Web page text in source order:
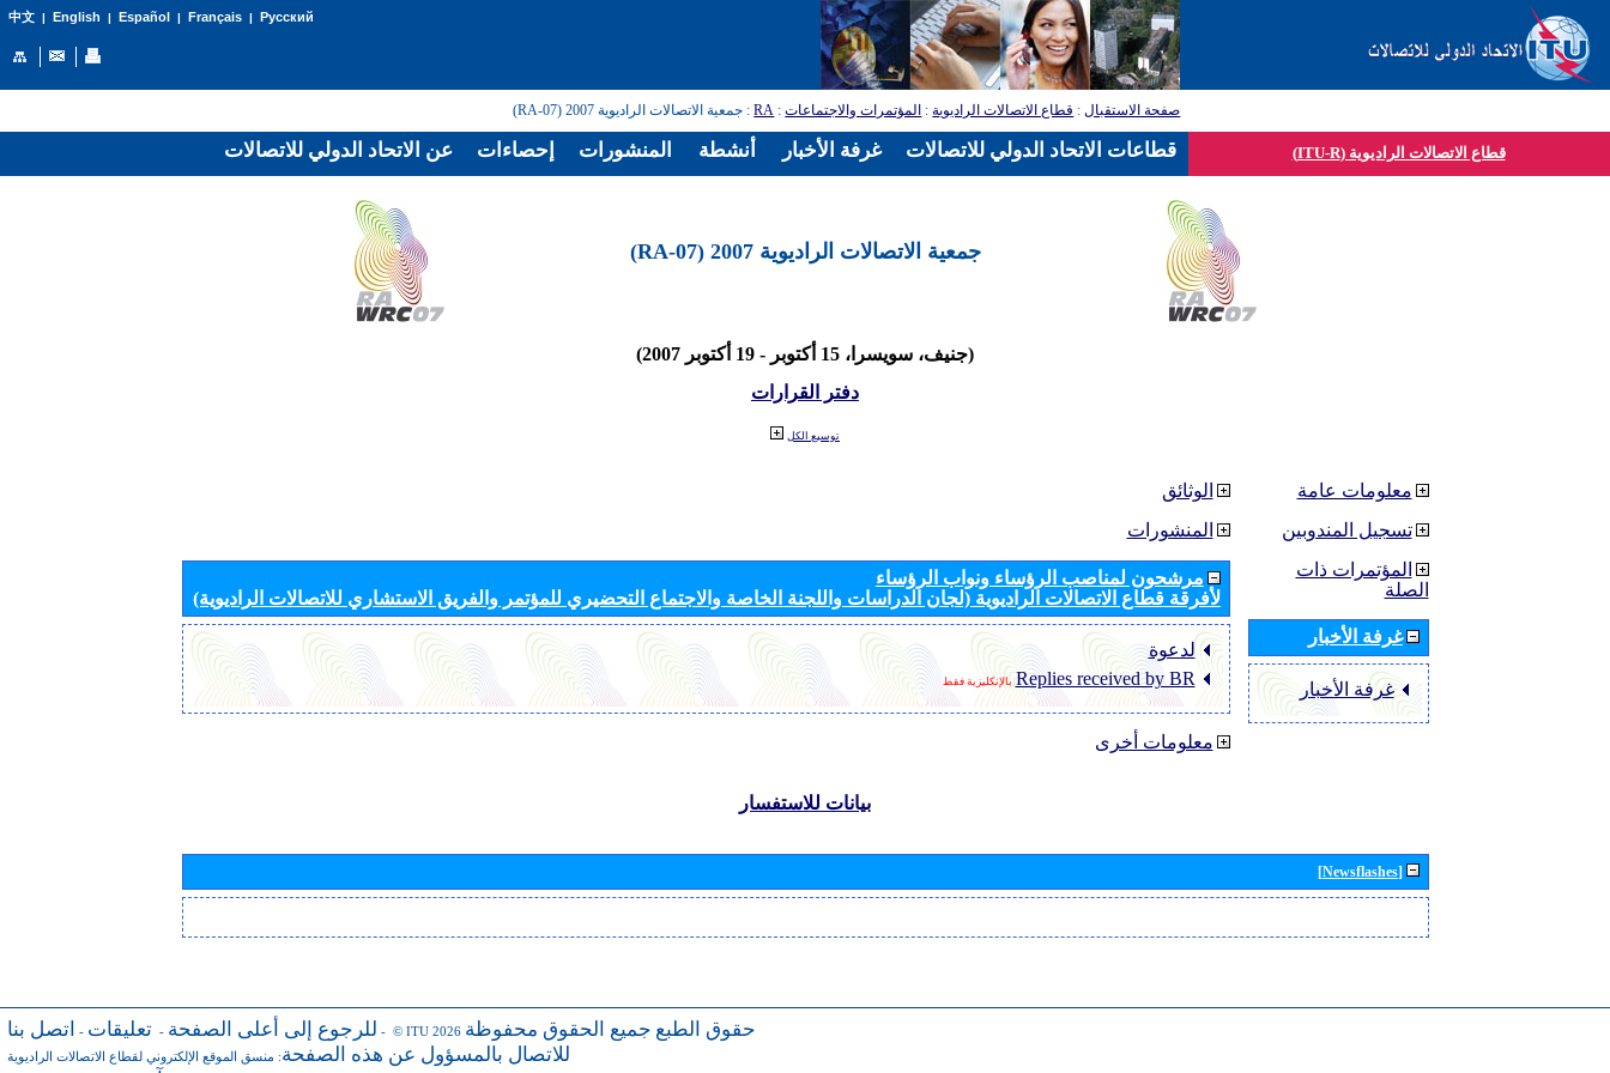
中文| English | Español | Français| Русский
صفحة الاستقبال: قطاع الاتصالات الراديوية: المؤتمرات والاجتماعات:
RA: جمعية الاتصالات الراديوية 2007 (RA-07)
قطاع الاتصالات الراديوية (ITU-R)
جمعية الاتصالات الراديوية 2007 (RA-07)
(جنيف، سويسرا، 15 أكتوبر - 19 أكتوبر 2007)
دفتر القرارات
توسيع الكل
الوثائق
المنشورات
مرشحون لمناصب الرؤساء ونواب الرؤساء
لأفرقة قطاع الاتصالات الراديوية (لجان الدراسات واللجنة الخاصة والاجتماع التحضيري للمؤتمر والفريق الاستشاري للاتصالات الراديوية)
لدعوة
Replies received by BR بالإنكليزية فقط
معلومات أخرى
معلومات عامة
تسجيل المندوبين
المؤتمرات ذات
الصلة
غرفة الأخبار
غرفة الأخبار
بيانات للاستفسار
[Newsflashes]
للرجوع إلى أعلى الصفحة - تعليقات - اتصل بنا - © ITU 2026 حقوق الطبع جميع الحقوق محفوظة
للاتصال بالمسؤول عن هذه الصفحة: منسق الموقع الإلكتروني لقطاع الاتصالات الراديوية
عن الاتحاد الدولي للاتصالات إحصاءات المنشورات أنشطة غرفة الأخبار قطاعات الاتحاد الدولي للاتصالات